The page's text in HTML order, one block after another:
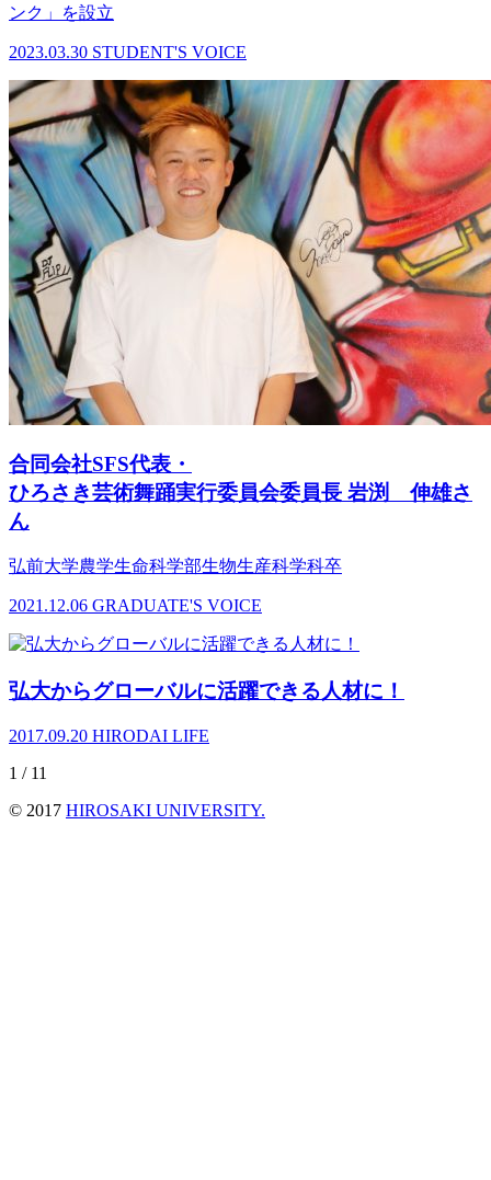
ンク」を設立
2023.03.30 STUDENT'S VOICE
合同会社SFS代表・
ひろさき芸術舞踊実行委員会委員長 岩渕 伸雄さ
ん
弘前大学農学生命科学部生物生産科学科卒
2021.12.06 GRADUATE'S VOICE
弘大からグローバルに活躍できる人材に！
2017.09.20 HIRODAI LIFE
1 / 11
© 2017 HIROSAKI UNIVERSITY.